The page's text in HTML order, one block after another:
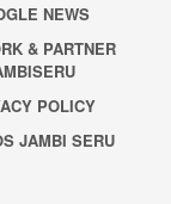
NEWS
& PARTNER
POLICY
JAMBI SERU